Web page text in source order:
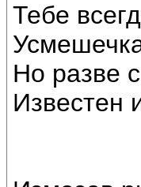
Тебе
Но разве
Известен